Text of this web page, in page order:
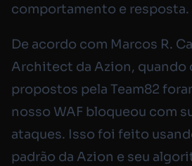
comportamento e resposta.
De acordo com Marcos R.
Architect da Azion, quando
propostos pela Team82
nosso WAF bloqueou com
ataques. Isso foi feito
padrão da Azion e seu